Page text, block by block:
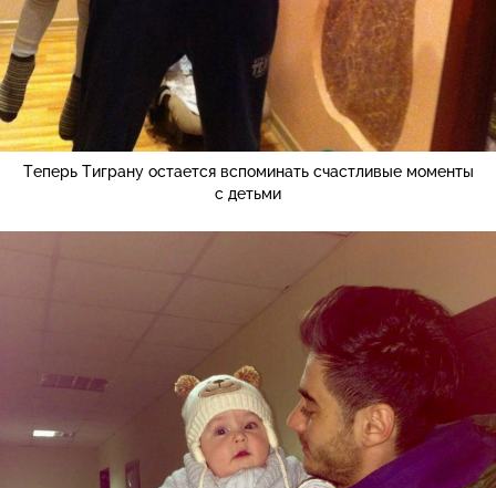
Теперь Тиграну остается вспоминать счастливые моменты
с детьми